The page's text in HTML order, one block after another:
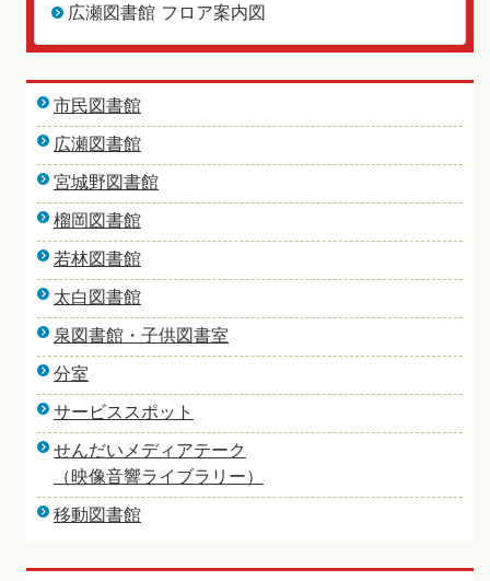
広瀬図書館 フロア案内図
市民図書館
広瀬図書館
宮城野図書館
榴岡図書館
若林図書館
太白図書館
泉図書館・子供図書室
分室
サービススポット
せんだいメディアテーク
（映像音響ライブラリー）
移動図書館